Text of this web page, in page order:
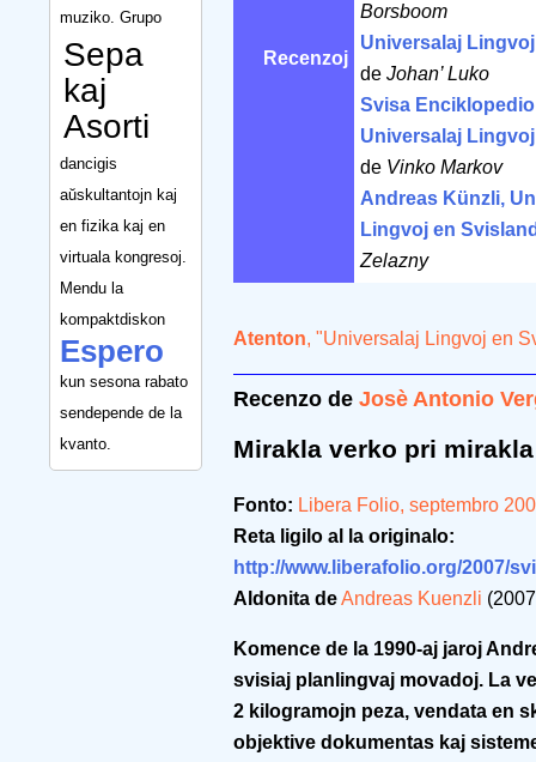
muziko. Grupo
Sepa
kaj
Asorti
dancigis
aŭskultantojn kaj
en fizika kaj en
virtuala kongresoj.
Mendu la
kompaktdiskon
Espero
kun sesona rabato
sendepende de la
kvanto.
Recenzoj
Borsboom
Universalaj
de Johan’ Luko
Svisa
Universalaj
de Vinko Markov
Andreas Künzli,
Lingvoj en
Zelazny
Atenton, "Universalaj Lingvoj en
Recenzo de Josè Antonio
Mirakla verko pri
Fonto: Libera Folio, septembro
Reta ligilo al la originalo:
http://www.liberafolio.org/2007/
Aldonita deAndreas Kuenzli
Komence de la 1990-aj jaroj
svisiaj planlingvaj movadoj. La
2 kilogramojn peza, vendata en
objektive dokumentas kaj